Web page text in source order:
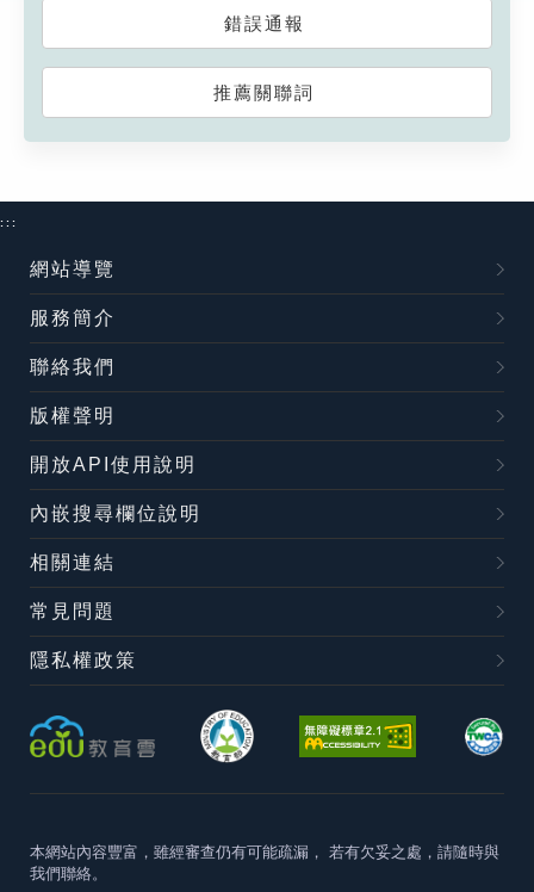
錯誤通報
推薦關聯詞
:::
網站導覽
服務簡介
聯絡我們
版權聲明
開放API使用說明
內嵌搜尋欄位說明
相關連結
常見問題
隱私權政策
本網站內容豐富，雖經審查仍有可能疏漏， 若有欠妥之處，請隨時與
我們聯絡。